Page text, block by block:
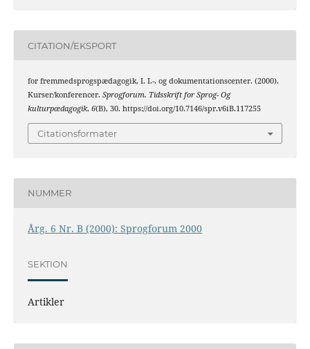
CITATION/EKSPORT
for fremmedsprogspædagogik, I. I.-. og dokumentationscenter. (2000).
Kurser/konferencer. Sprogforum. Tidsskrift for Sprog- Og
kulturpædagogik, 6(B), 30. https://doi.org/10.7146/spr.v6iB.117255
Citationsformater
NUMMER
Årg. 6 Nr. B (2000): Sprogforum 2000
SEKTION
Artikler